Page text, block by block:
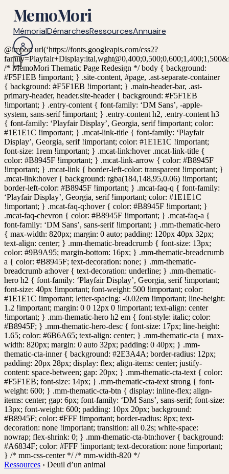
MemoMori
MémorialDémarchesRessourcesAnnuaire
@import url(‘https://fonts.googleapis.com/css2?
/* MemoMori Thematic Page Redesign */ body { background:
#F5F1EB !important; } .site-content, #page, .ast-separate-container
{ background: #F5F1EB !important; } .main-header-bar, .ast-
primary-header, header.site-header { background: #F5F1EB
!important; } .entry-content { font-family: ‘DM Sans’, -apple-
system, sans-serif !important; } .entry-content h2, .entry-content h3
{ font-family: ‘Playfair Display’, Georgia, serif !important; color:
#1E1E1C !important; } .mcat-link-title { font-family: ‘Playfair
Display’, Georgia, serif !important; color: #1E1E1C !important;
font-size: 1rem !important; } .mcat-link:hover .mcat-link-title {
color: #B8945F !important; } .mcat-link-arrow { color: #B8945F
!important; } .mcat-link { border-left-color: transparent !important; }
.mcat-link:hover { background: rgba(184,148,95,0.06) !important;
border-left-color: #B8945F !important; } .mcat-faq-q { font-family:
‘Playfair Display’, Georgia, serif !important; color: #1E1E1C
!important; } .mcat-faq-q:hover { color: #B8945F !important; }
.mcat-faq-chevron { color: #B8945F !important; } .mcat-faq-a {
font-family: ‘DM Sans’, sans-serif !important; } .mm-thematic-hero
{ max-width: 820px; margin: 0 auto; padding: 120px 40px 32px;
text-align: center; } .mm-thematic-breadcrumb { font-size: 13px;
color: #9B9A95; margin-bottom: 16px; } .mm-thematic-breadcrumb
a { color: #B8945F; text-decoration: none; } .mm-thematic-
breadcrumb a:hover { text-decoration: underline; } .mm-thematic-
hero h2 { font-family: ‘Playfair Display’, Georgia, serif !important;
font-size: 40px !important; font-weight: 500 !important; color:
#1E1E1C !important; letter-spacing: -0.02em !important; line-height:
1.2 !important; margin: 0 0 12px 0 !important; text-align: center
!important; } .mm-thematic-hero h2 em { font-style: italic; color:
#B8945F; } .mm-thematic-hero-desc { font-size: 17px; line-height:
1.65; color: #6B6A65; text-align: center; } .mm-thematic-cta { max-
width: 820px; margin: 0 auto 32px; padding: 0 40px; } .mm-
thematic-cta-inner { background: #2E3A4A; border-radius: 12px;
padding: 20px 28px; display: flex; align-items: center; justify-
content: space-between; gap: 20px; } .mm-thematic-cta-text { color:
#F5F1EB; font-size: 14px; } .mm-thematic-cta-text strong { font-
weight: 600; } .mm-thematic-cta-btn { display: inline-flex; align-
items: center; gap: 6px; font-family: ‘DM Sans’, sans-serif; font-size:
13px; font-weight: 600; padding: 10px 20px; background:
#B8945F; color: #FFF !important; border-radius: 8px; text-
decoration: none !important; transition: all 0.2s; white-space:
nowrap; flex-shrink: 0; } .mm-thematic-cta-btn:hover { background:
#A6834F; color: #FFF !important; text-decoration: none !important;
} /* mm-css-center */ /* mm-width-820 */
Ressources › Deuil d’un animal